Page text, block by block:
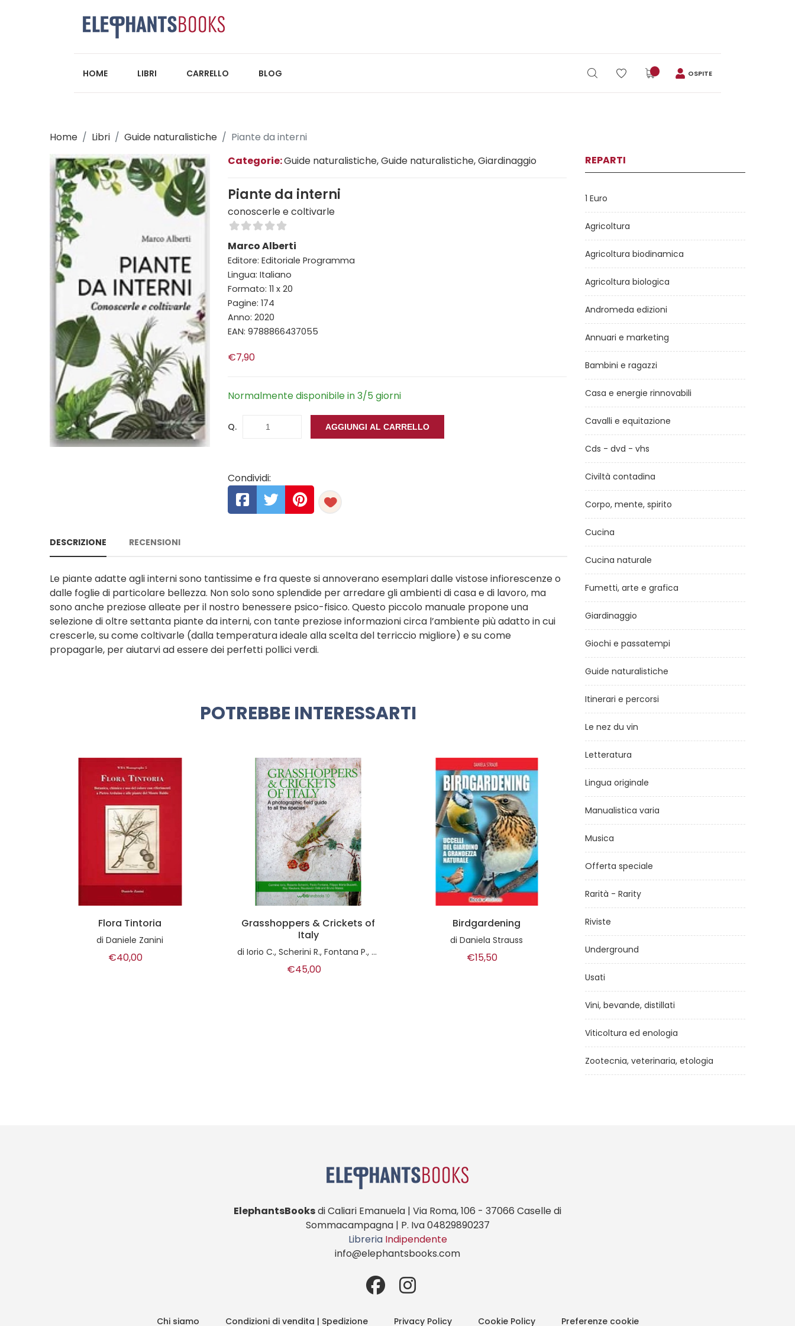
HOME LIBRI CARRELLO BLOG OSPITE
Home Libri Guide naturalistiche
Piante da interni
Categorie:Guide naturalistiche, Guide naturalistiche, Giardinaggio
Piante da interni
conoscerle e coltivarle
Marco Alberti
Editore: Editoriale Programma
Lingua: Italiano
Formato: 11 x 20
Pagine: 174
Anno: 2020
EAN: 9788866437055
€7,90
Normalmente disponibile in 3/5 giorni
Q. AGGIUNGI AL CARRELLO
Condividi:
DESCRIZIONE RECENSIONI
Le piante adatte agli interni sono tantissime e fra queste si annoverano esemplari dalle vistose infiorescenze o
dalle foglie di particolare bellezza. Non solo sono splendide per arredare gli ambienti di casa e di lavoro, ma
sono anche preziose alleate per il nostro benessere psico-fisico. Questo piccolo manuale propone una
selezione di oltre settanta piante da interni, con tante preziose informazioni circa l’ambiente più adatto in cui
crescerle, su come coltivarle (dalla temperatura ideale alla scelta del terriccio migliore) e su come
propagarle, per aiutarvi ad essere dei perfetti pollici verdi.
POTREBBE INTERESSARTI
Grasshoppers & Crickets of
Italy
Iorio C., Scherini R., Fontana P., Buzzetti F.M., Kleukers R., Odè B., Massa B.
Birdgardening
Daniela Strauss
€15,50
Vivere bene con il tuo gatto
diPatrizia Zanetti
€9,30
REPARTI
1 Euro
Agricoltura
Agricoltura biodinamica
Agricoltura biologica
Andromeda edizioni
Annuari e marketing
Bambini e ragazzi
Casa e energie rinnovabili
Cavalli e equitazione
Cds - dvd - vhs
Civiltà contadina
Corpo, mente, spirito
Cucina
Cucina naturale
Fumetti, arte e grafica
Giardinaggio
Giochi e passatempi
Guide naturalistiche
Itinerari e percorsi
Le nez du vin
Letteratura
Lingua originale
Manualistica varia
Musica
Offerta speciale
Rarità - Rarity
Riviste
Underground
Usati
Vini, bevande, distillati
Viticoltura ed enologia
Zootecnia, veterinaria, etologia
ElephantsBooksdi Caliari Emanuela | Via Roma, 106 - 37066 Caselle di
Sommacampagna | P. Iva 04829890237
Libreria Indipendente
info@elephantsbooks.com
Chi siamo Condizioni di vendita | Spedizione Privacy Policy Cookie Policy Preferenze cookie